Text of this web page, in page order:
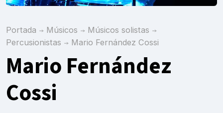
Portada Músicos
Músicos solistas
Percusionistas
Mario Fernández Cossi
Mario Fernández
Cossi